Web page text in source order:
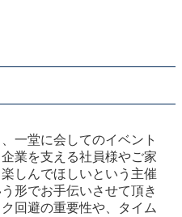
一堂に会してのイベント
業を支える社員様やご家
しんでほしいという主催
形でお手伝いさせて頂き
回避の重要性や、タイム